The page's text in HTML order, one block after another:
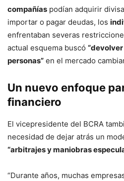
compañías podían adquirir
importar o pagar deudas, los
enfrentaban severas
actual esquema buscó
personas” en el mercado
Un nuevo enfoque
financiero
El vicepresidente del BCRA
necesidad de dejar atrás un
“arbitrajes y maniobras
“Durante años, muchas